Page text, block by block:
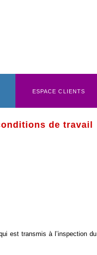
ESPACE CLIENTS
de travail
est transmis à l’inspection du